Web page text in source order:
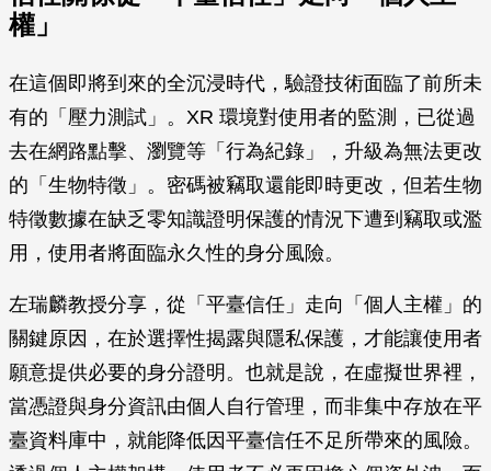
權」
在這個即將到來的全沉浸時代，驗證技術面臨了前所未
有的「壓力測試」。XR 環境對使用者的監測，已從過
去在網路點擊、瀏覽等「行為紀錄」，升級為無法更改
的「生物特徵」。密碼被竊取還能即時更改，但若生物
特徵數據在缺乏零知識證明保護的情況下遭到竊取或濫
用，使用者將面臨永久性的身分風險。
左瑞麟教授分享，從「平臺信任」走向「個人主權」的
關鍵原因，在於選擇性揭露與隱私保護，才能讓使用者
願意提供必要的身分證明。也就是說，在虛擬世界裡，
當憑證與身分資訊由個人自行管理，而非集中存放在平
臺資料庫中，就能降低因平臺信任不足所帶來的風險。